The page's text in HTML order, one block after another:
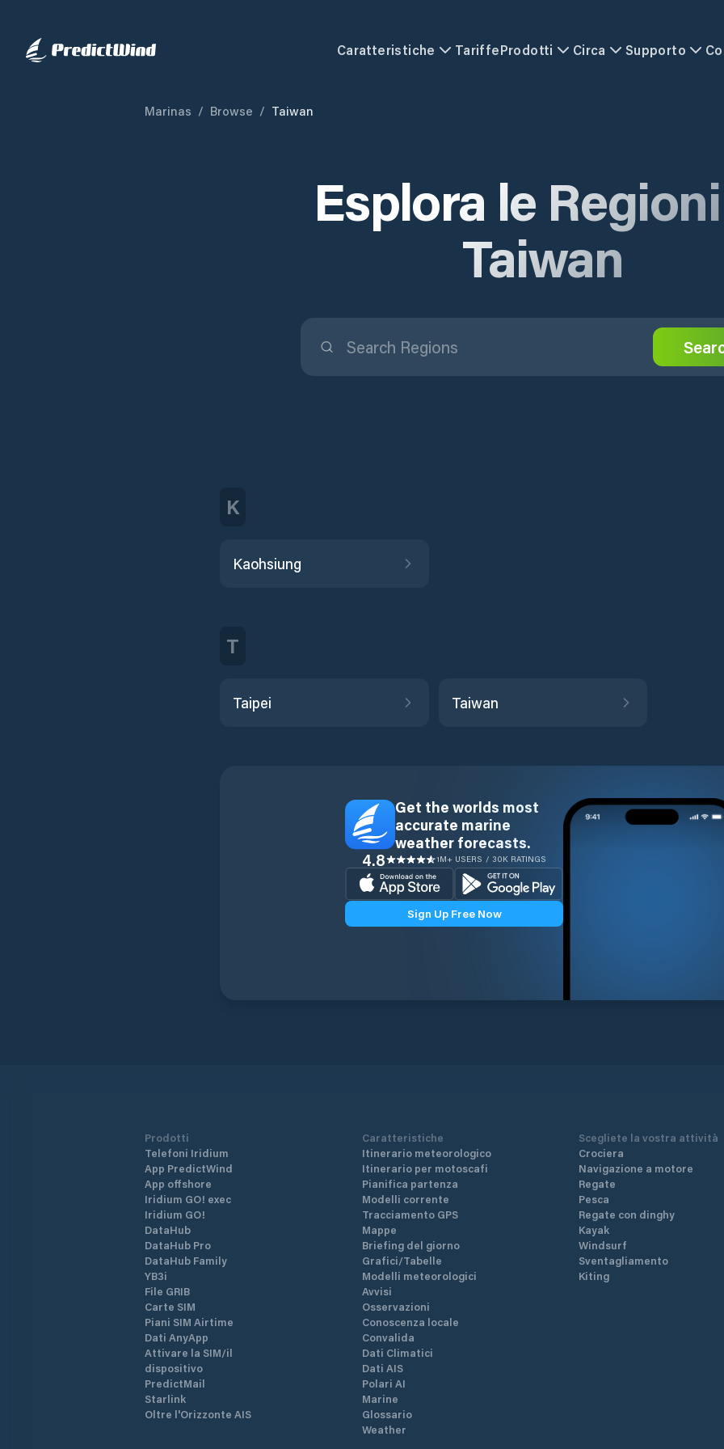
Caratteristiche TariffeProdotti Circa Supporto
Marinas / Browse / Taiwan
Esplora le
Taiwan
K
Kaohsiung
T
Taipei Taiwan
Get the worlds most
accurate marine
weather forecasts.
4.8 1M+ USERS / 30K RATINGS
Sign Up Free Now
Prodotti
Telefoni Iridium
App PredictWind
App offshore
Iridium GO! exec
Iridium GO!
DataHub
DataHub Pro
DataHub Family
YB3i
File GRIB
Carte SIM
Piani SIM Airtime
Dati AnyApp
Attivare la SIM/il
dispositivo
PredictMail
Starlink
Oltre l'Orizzonte AIS
Caratteristiche
Itinerario meteorologico
Itinerario per motoscafi
Pianifica partenza
Modelli corrente
Tracciamento GPS
Mappe
Briefing del giorno
Grafici/Tabelle
Modelli meteorologici
Avvisi
Osservazioni
Conoscenza locale
Convalida
Dati Climatici
Dati AIS
Polari AI
Marine
Glossario
Weather
Scegliete la vostra attività
Crociera
Navigazione a motore
Regate
Pesca
Regate con dinghy
Kayak
Windsurf
Sventagliamento
Kiting